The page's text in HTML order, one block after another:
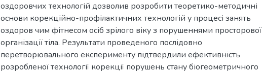
оздоровчих технологій дозволив розробити теоретико-методичні
основи корекційно-профілактичних технологій у процесі занять
оздоров чим фітнесом осіб зрілого віку з порушеннями просторової
організації тіла. Результати проведеного послідовно
перетворювального експерименту підтвердили ефективність
розробленої технології корекції порушень стану біогеометричного